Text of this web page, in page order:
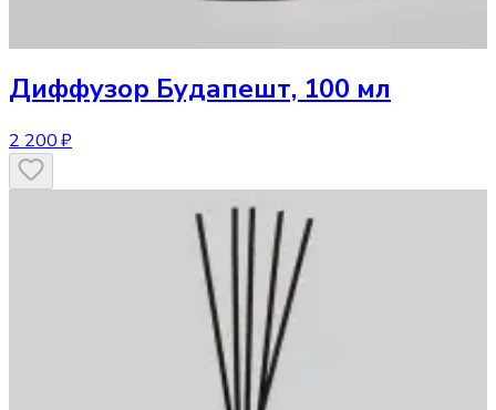
Диффузор Будапешт, 100 мл
2 200 ₽